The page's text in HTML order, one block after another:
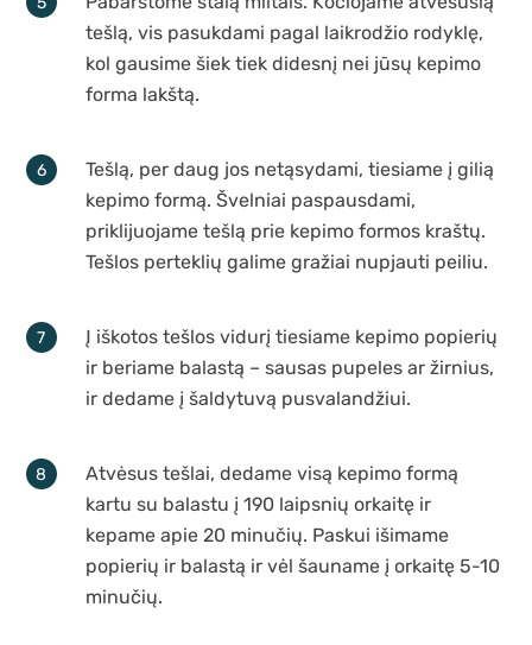
tešlą, vis pasukdami pagal laikrodžio rodyklę,
kol gausime šiek tiek didesnį nei jūsų kepimo
forma lakštą.
Tešlą, per daug jos netąsydami, tiesiame į gilią
kepimo formą. Švelniai paspausdami,
priklijuojame tešlą prie kepimo formos kraštų.
Tešlos perteklių galime gražiai nupjauti peiliu.
Į iškotos tešlos vidurį tiesiame kepimo popierių
ir beriame balastą – sausas pupeles ar žirnius,
ir dedame į šaldytuvą pusvalandžiui.
Atvėsus tešlai, dedame visą kepimo formą
kartu su balastu į 190 laipsnių orkaitę ir
kepame apie 20 minučių. Paskui išimame
popierių ir balastą ir vėl šauname į orkaitę 5-10
minučių.